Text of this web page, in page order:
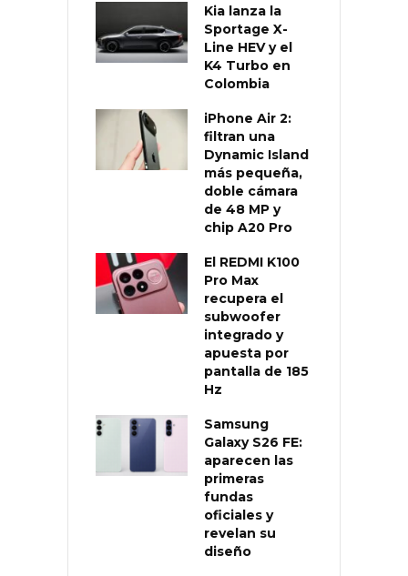
Kia lanza la
Sportage X-
Line HEV y el
K4 Turbo en
Colombia
iPhone Air 2:
filtran una
Dynamic Island
más pequeña,
doble cámara
de 48 MP y
chip A20 Pro
El REDMI K100
Pro Max
recupera el
subwoofer
integrado y
apuesta por
pantalla de 185
Hz
Samsung
Galaxy S26 FE:
aparecen las
primeras
fundas
oficiales y
revelan su
diseño